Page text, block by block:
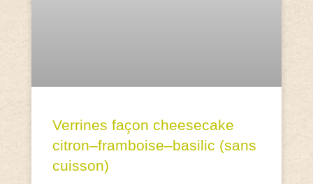
Verrines façon cheesecake
citron–framboise–basilic (sans
cuisson)